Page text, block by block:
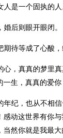
是一个固执的人
后则眼开眼闭。
期待等成了心酸
心，真真的梦里
生，真真的爱你
年纪，也从不相
感动这世界有你
然你就是我最大